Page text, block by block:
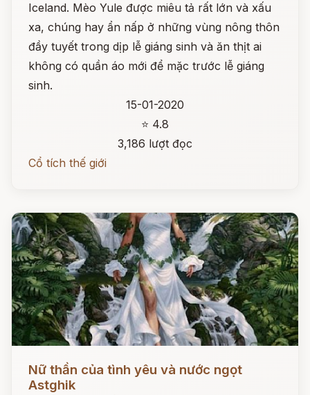
Iceland. Mèo Yule được miêu tả rất lớn và xấu
xa, chúng hay ẩn nấp ở những vùng nông thôn
đầy tuyết trong dịp lễ giáng sinh và ăn thịt ai
không có quần áo mới để mặc trước lễ giáng
sinh.
15-01-2020
⭐ 4.8
3,186 lượt đọc
Cổ tích thế giới
Nữ thần của tình yêu và nước ngọt
Astghik